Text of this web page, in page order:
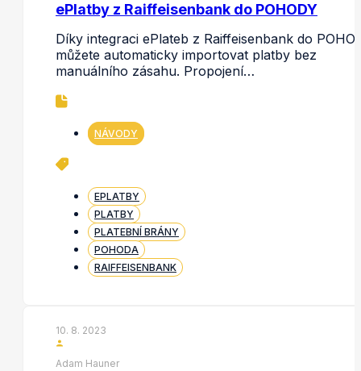
ePlatby z Raiffeisenbank do POHODY
Díky integraci ePlateb z Raiffeisenbank do
můžete automaticky importovat platby bez
manuálního zásahu. Propojení…
NÁVODY
EPLATBY
PLATBY
PLATEBNÍ BRÁNY
POHODA
RAIFFEISENBANK
10. 8. 2023
Adam Hauner